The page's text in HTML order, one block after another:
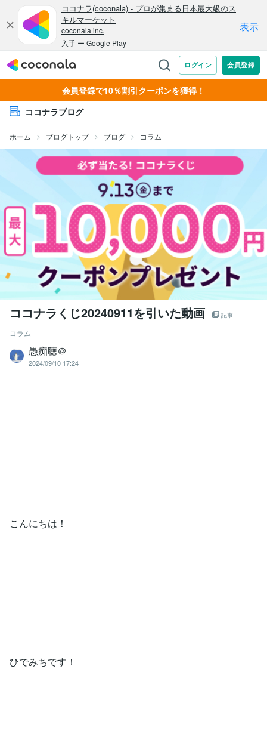
会員登録で10％割引クーポンを獲得！
ココナラブログ
ホーム ブログトップ ブログ コラム
ココナラくじ20240911を引いた動画 記事
コラム
愚痴聴＠
2024/09/10 17:24
こんにちは！
ひでみちです！